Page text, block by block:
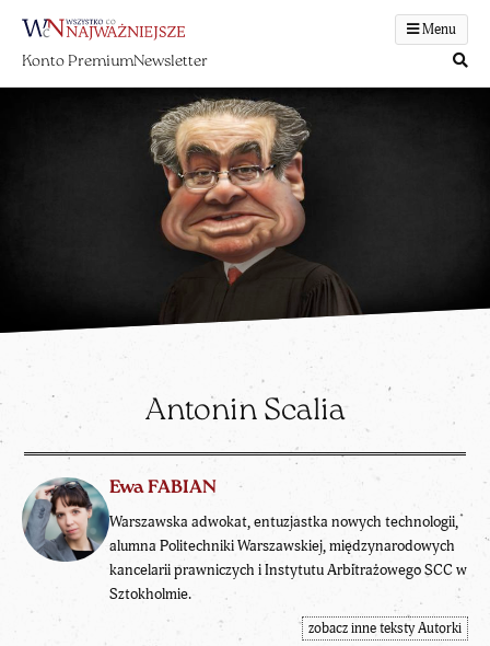
Menu
Konto PremiumNewsletter
Antonin Scalia
Ewa FABIAN
Warszawska adwokat, entuzjastka nowych technologii,
alumna Politechniki Warszawskiej, międzynarodowych
kancelarii prawniczych i Instytutu Arbitrażowego SCC w
Sztokholmie.
zobacz inne teksty Autorki